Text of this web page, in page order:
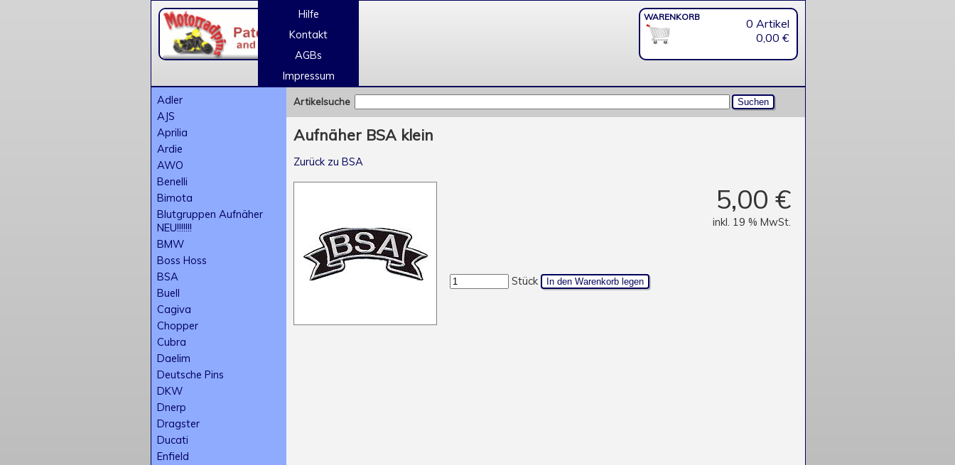
WARENKORB
0 Artikel
0,00 €
Hilfe
Kontakt
AGBs
Impressum
Adler
AJS
Aprilia
Ardie
AWO
Benelli
Bimota
Blutgruppen Aufnäher
NEU!!!!!!!
BMW
Boss Hoss
BSA
Buell
Cagiva
Chopper
Cubra
Daelim
Deutsche Pins
DKW
Dnerp
Dragster
Ducati
Enfield
Artikelsuche
Aufnäher BSA klein
Zurück zu BSA
5,00 €
inkl. 19 % MwSt.
Stück